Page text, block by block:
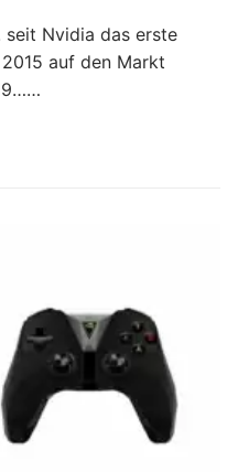
Nvidia das erste
auf den Markt